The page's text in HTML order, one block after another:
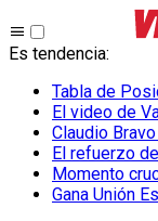
Es tendencia:
Tabla de
El video de
Claudio
El refuerzo
Momento
Gana Unión